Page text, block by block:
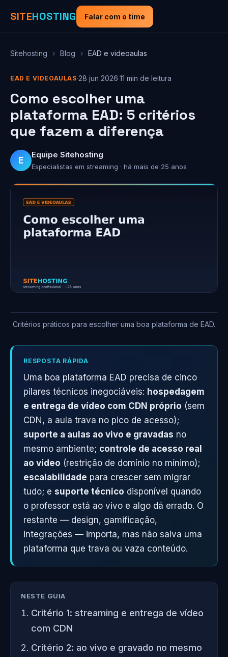
SITEHOSTING Falar com o time
Sitehosting › Blog › EAD e videoaulas
EAD E VIDEOAULAS·28 jun 2026·11 min de leitura
Como escolher uma
plataforma EAD: 5 critérios
que fazem a diferença
E
Equipe Sitehosting
Especialistas em streaming · há mais de 25 anos
Critérios práticos para escolher uma boa plataforma de EAD.
RESPOSTA RÁPIDA
Uma boa plataforma EAD precisa de cinco
pilares técnicos inegociáveis: hospedagem
e entrega de vídeo com CDN próprio (sem
CDN, a aula trava no pico de acesso);
suporte a aulas ao vivo e gravadas no
mesmo ambiente; controle de acesso real
ao vídeo (restrição de domínio no mínimo);
escalabilidade para crescer sem migrar
tudo; e suporte técnico disponível quando
o professor está ao vivo e algo dá errado. O
restante — design, gamificação,
integrações — importa, mas não salva uma
plataforma que trava ou vaza conteúdo.
NESTE GUIA
Critério 1: streaming e entrega de vídeo
com CDN
Critério 2: ao vivo e gravado no mesmo